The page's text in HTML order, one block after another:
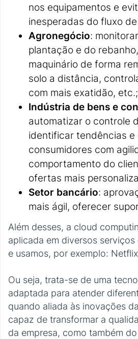
nos equipamentos e
inesperadas do fluxo
Agronegócio:
plantação e do
maquinário de forma
solo a distância,
com mais exatidão, etc.;
Indústria de bens e
automatizar o controle
identificar tendências e
consumidores com
comportamento do
ofertas mais
Setor bancário:
mais ágil, oferecer
Além desses, a cloud
aplicada em diversos
e usamos, por exemplo:
Ou seja, trata-se de uma
adaptada para atender
quando aliada às inovações
capaz de transformar a
da empresa, como também